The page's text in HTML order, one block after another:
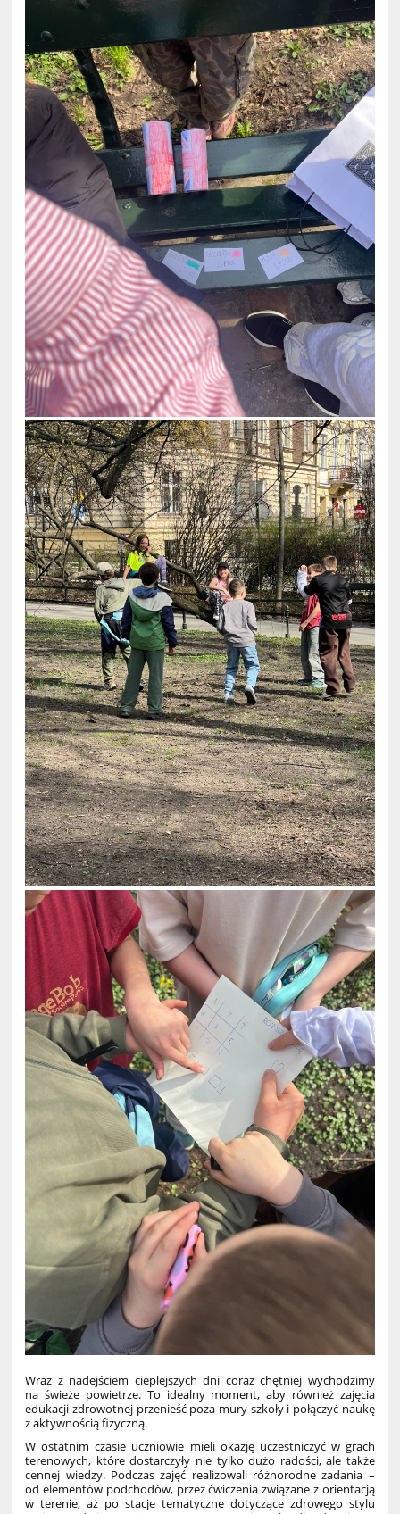
Wraz z nadejściem cieplejszych dni coraz chętniej wychodzimy
na świeże powietrze. To idealny moment, aby również zajęcia
edukacji zdrowotnej przenieść poza mury szkoły i połączyć naukę
z aktywnością fizyczną.
W ostatnim czasie uczniowie mieli okazję uczestniczyć w grach
terenowych, które dostarczyły nie tylko dużo radości, ale także
cennej wiedzy. Podczas zajęć realizowali różnorodne zadania –
od elementów podchodów, przez ćwiczenia związane z orientacją
w terenie, aż po stacje tematyczne dotyczące zdrowego stylu